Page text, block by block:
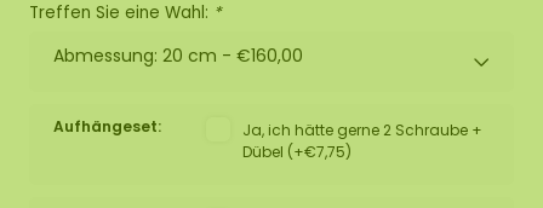
Treffen Sie eine Wahl: *
Abmessung: 20 cm - €160,00
Aufhängeset:
Ja, ich hätte gerne 2 Schraube +
Dübel (+€7,75)